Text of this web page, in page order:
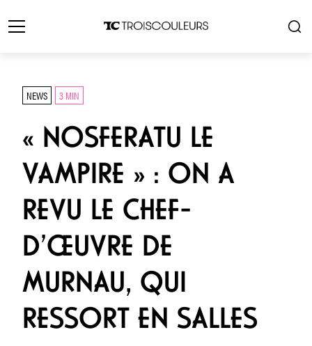
NEWS 3 MIN
« NOSFERATU LE
VAMPIRE » : ON A
REVU LE CHEF-
D’ŒUVRE DE
MURNAU, QUI
RESSORT EN SALLES